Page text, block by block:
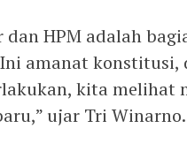
dan HPM adalah
amanat konstitusi,
kita melihat
ujar Tri Winarno.